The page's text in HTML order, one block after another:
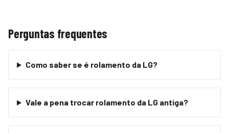
Perguntas frequentes
Como saber se é rolamento da LG?
Vale a pena trocar rolamento da LG antiga?